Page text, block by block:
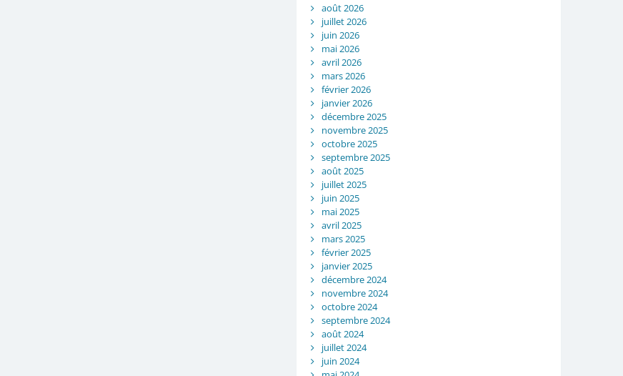
août 2026
juillet 2026
juin 2026
mai 2026
avril 2026
mars 2026
février 2026
janvier 2026
décembre 2025
novembre 2025
octobre 2025
septembre 2025
août 2025
juillet 2025
juin 2025
mai 2025
avril 2025
mars 2025
février 2025
janvier 2025
décembre 2024
novembre 2024
octobre 2024
septembre 2024
août 2024
juillet 2024
juin 2024